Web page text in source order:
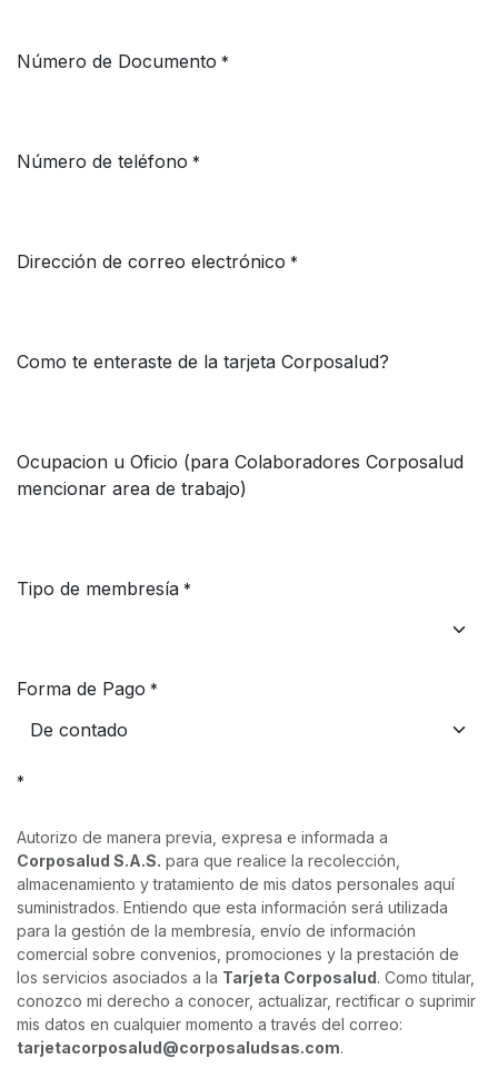
Número de Documento *
Número de teléfono *
Dirección de correo electrónico *
Como te enteraste de la tarjeta Corposalud?
Ocupacion u Oficio (para Colaboradores Corposalud
mencionar area de trabajo)
Tipo de membresía *
Forma de Pago *
*
Autorizo de manera previa, expresa e informada a
Corposalud S.A.S. para que realice la recolección,
almacenamiento y tratamiento de mis datos personales aquí
suministrados. Entiendo que esta información será utilizada
para la gestión de la membresía, envío de información
comercial sobre convenios, promociones y la prestación de
los servicios asociados a la Tarjeta Corposalud. Como titular,
conozco mi derecho a conocer, actualizar, rectificar o suprimir
mis datos en cualquier momento a través del correo:
tarjetacorposalud@corposaludsas.com.